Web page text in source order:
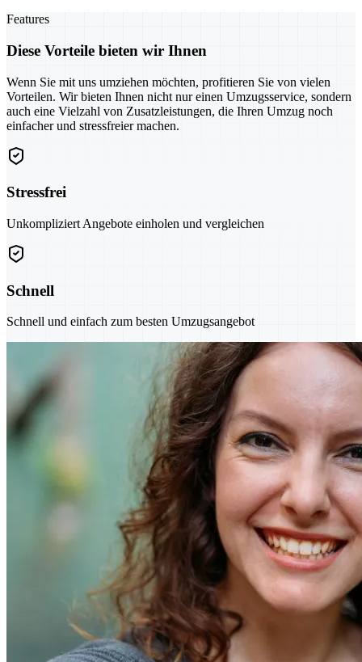
Features
Diese Vorteile bieten wir Ihnen
Wenn Sie mit uns umziehen möchten, profitieren Sie von vielen
Vorteilen. Wir bieten Ihnen nicht nur einen Umzugsservice, sondern
auch eine Vielzahl von Zusatzleistungen, die Ihren Umzug noch
einfacher und stressfreier machen.
Stressfrei
Unkompliziert Angebote einholen und vergleichen
Schnell
Schnell und einfach zum besten Umzugsangebot